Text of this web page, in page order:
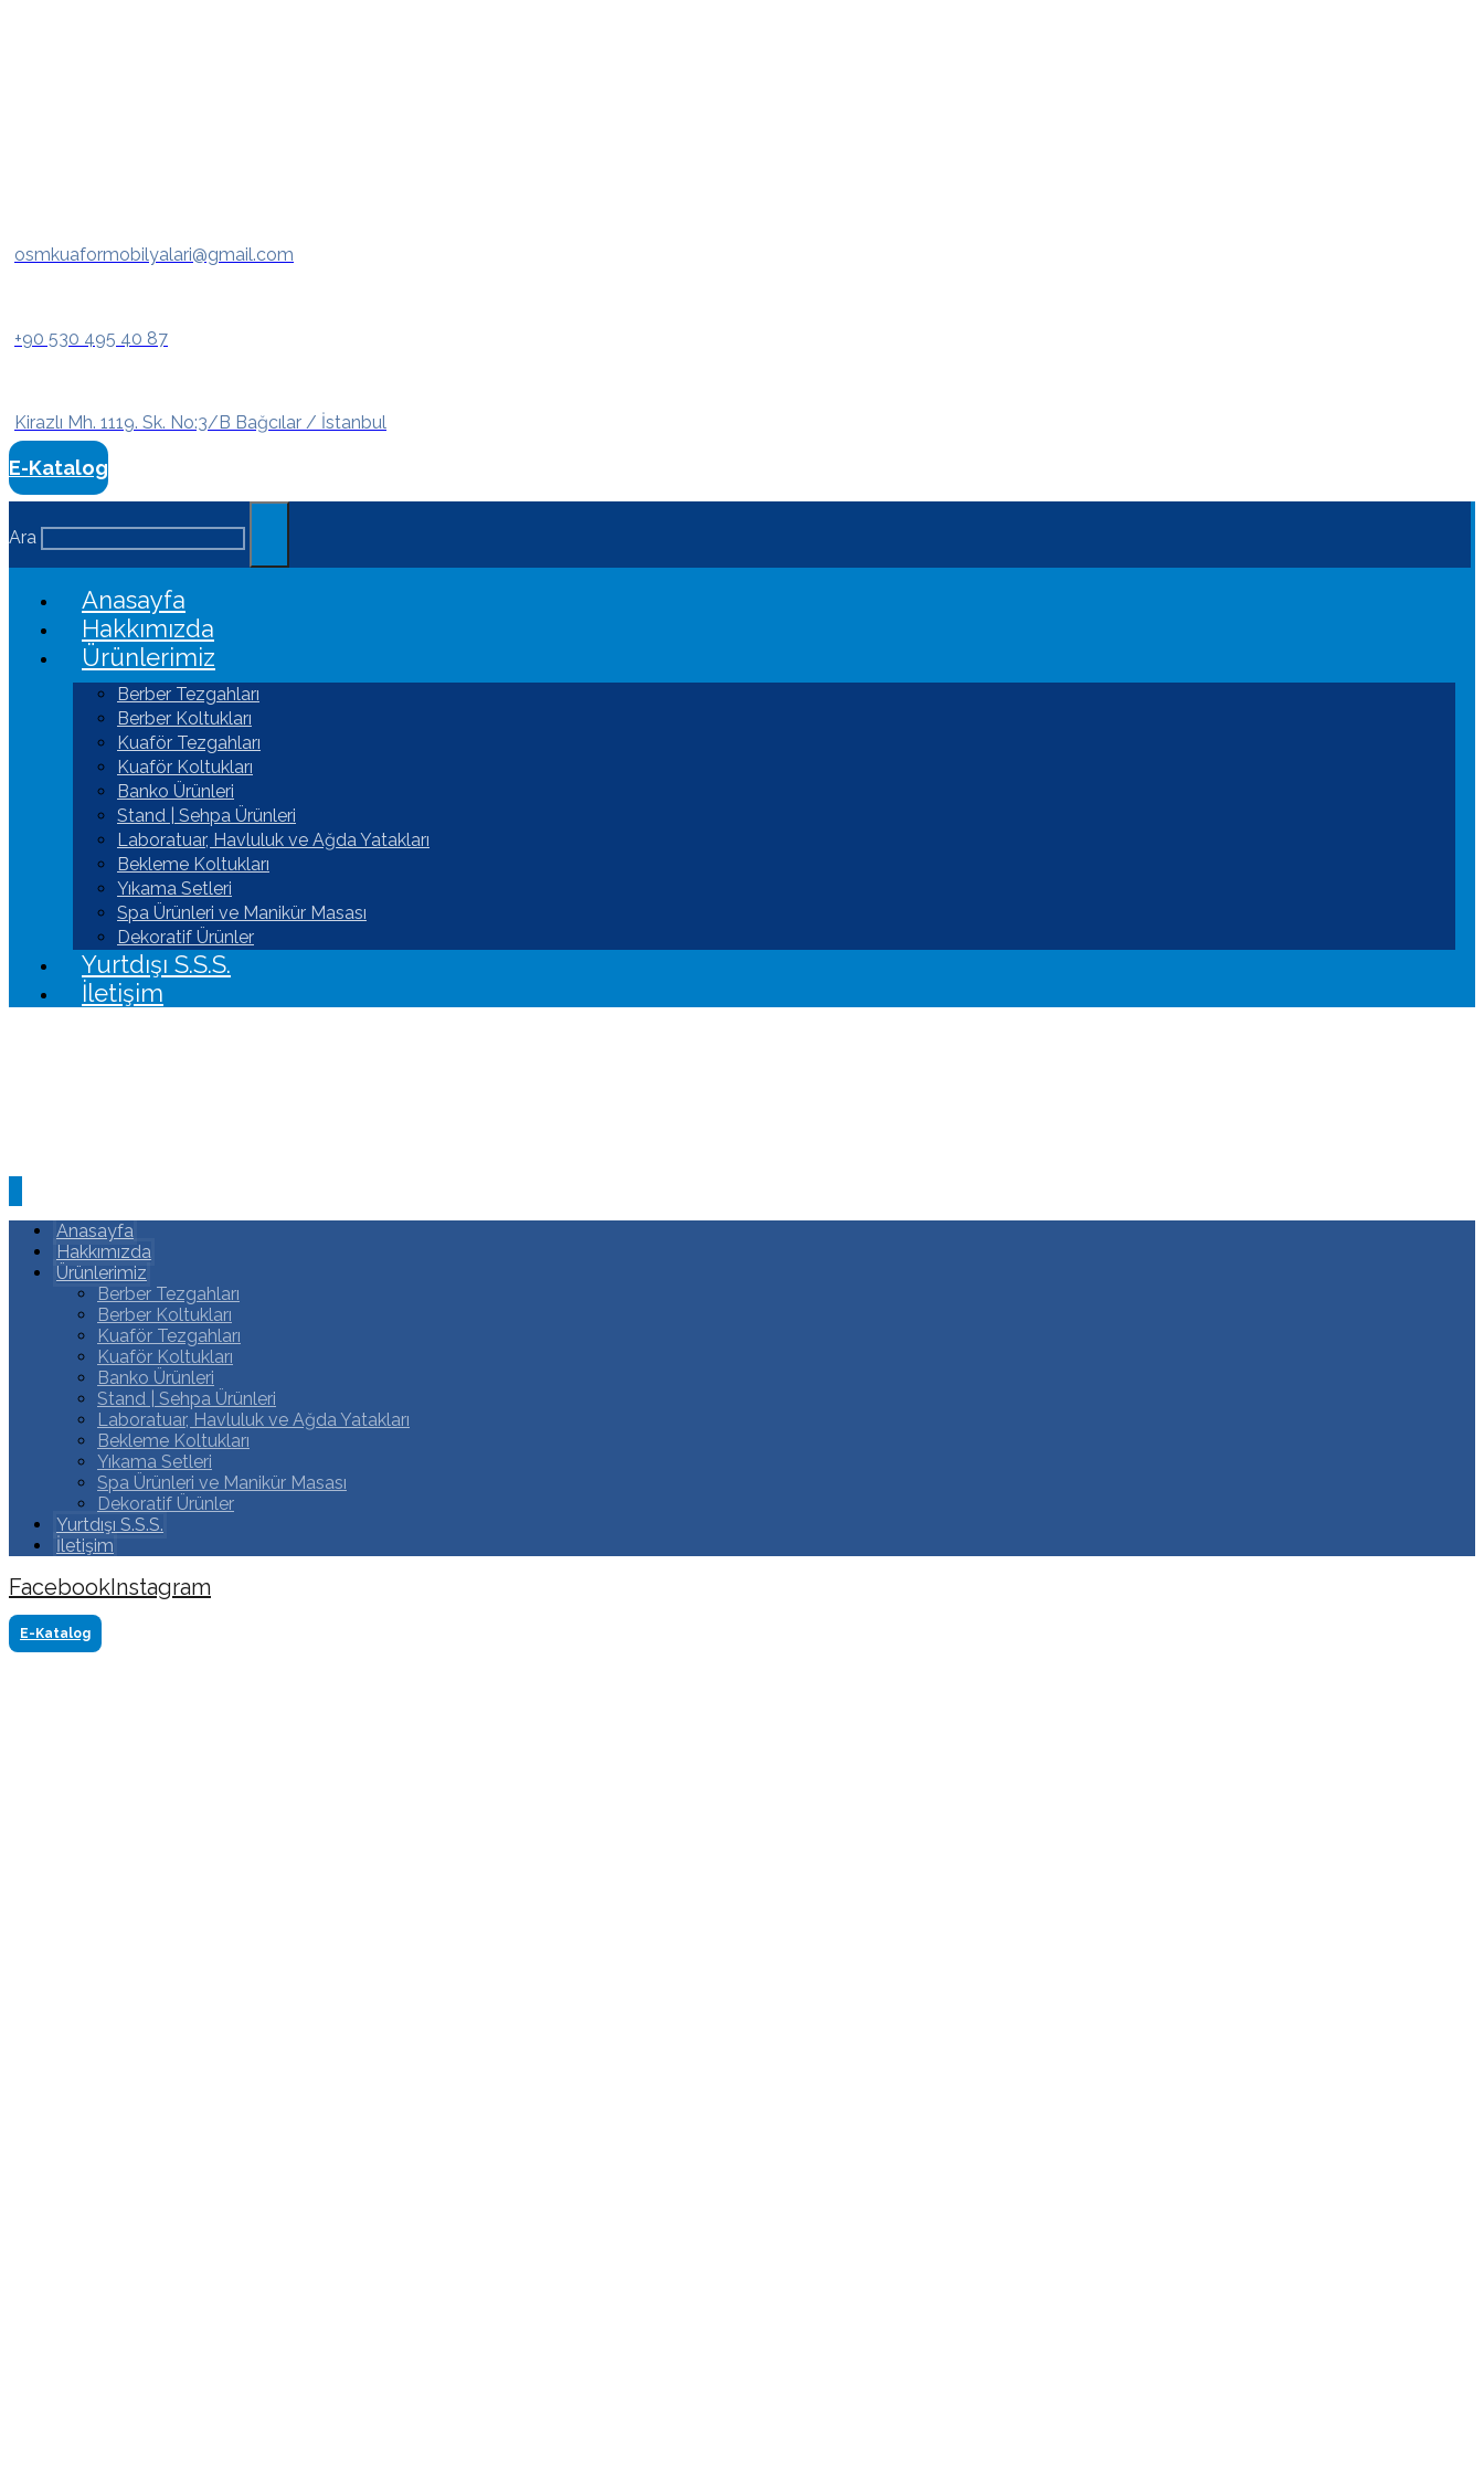
osmkuaformobilyalari@gmail.com
+90 530 495 40 87
Kirazlı Mh. 1119. Sk. No:3/B Bağcılar / İstanbul
E-Katalog
Ara
Anasayfa
Hakkımızda
Ürünlerimiz
Berber Tezgahları
Berber Koltukları
Kuaför Tezgahları
Kuaför Koltukları
Banko Ürünleri
Stand | Sehpa Ürünleri
Laboratuar, Havluluk ve Ağda Yatakları
Bekleme Koltukları
Yıkama Setleri
Spa Ürünleri ve Manikür Masası
Dekoratif Ürünler
Yurtdışı S.S.S.
İletişim
Anasayfa
Hakkımızda
Ürünlerimiz
Berber Tezgahları
Berber Koltukları
Kuaför Tezgahları
Kuaför Koltukları
Banko Ürünleri
Stand | Sehpa Ürünleri
Laboratuar, Havluluk ve Ağda Yatakları
Bekleme Koltukları
Yıkama Setleri
Spa Ürünleri ve Manikür Masası
Dekoratif Ürünler
Yurtdışı S.S.S.
İletişim
FacebookInstagram
Copyright ©2024 Tüm Hakkı Saklıdır. Made by www.akasyareklam.com
E-Katalog